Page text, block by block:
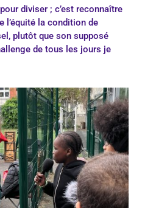
diviser ; c’est reconnaître
l’équité la condition de
plutôt que son supposé
de tous les jours je